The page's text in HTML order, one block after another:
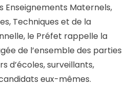
Maternels,
Techniques et de la
le Préfet rappelle la
de l’ensemble des parties
d’écoles, surveillants,
eux-mêmes.